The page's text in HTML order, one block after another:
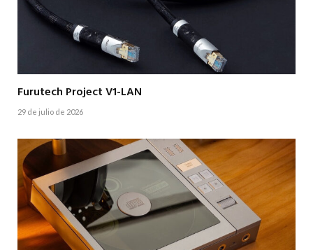
Furutech Project V1-LAN
29 de julio de 2026